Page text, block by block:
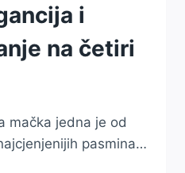
i
na četiri
mačka jedna je od
pasmina…